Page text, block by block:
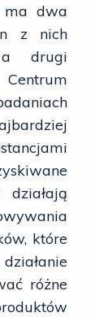
ma dwa
z nich
a drugi
które
różne